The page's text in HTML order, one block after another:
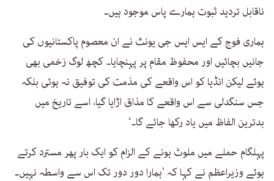
ناقابل تردید ثبوت ہمارے پاس موجود ہیں۔
ہماری فوج کے ایس ایس جی یونٹ نے ان معصوم پاکستانیوں کی
جانیں بچائیں اور محفوظ مقام پر پہنچایا۔ کچھ لوگ زخمی بھی
ہوئے لیکن انڈیا کو اس واقعے کی مذمت کی توفیق نہ ہوئی بلکہ
جس سنگدلی سے اس واقعے کا مذاق اڑایا گیا، اسے تاریخ میں
بدترین الفاظ میں یاد رکھا جائے گا۔‘
پہلگام حملے میں ملوث ہونے کے الزام کو ایک بار پھر مسترد کرتے
ہوئے وزیراعظم نے کہا کہ ’ہمارا دور دور تک اس سے واسطہ نہیں۔